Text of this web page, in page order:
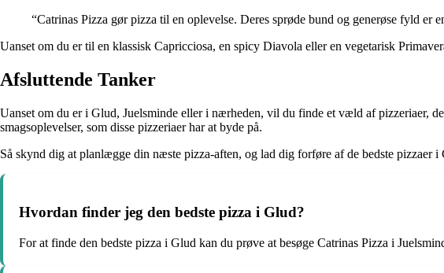
“Catrinas Pizza gør pizza til en oplevelse. Deres sprøde bund og generøse fyld er
Uanset om du er til en klassisk Capricciosa, en spicy Diavola eller en vegetarisk
Afsluttende Tanker
Uanset om du er i Glud, Juelsminde eller i nærheden, vil du finde et væld af pizzeriaer,
smagsoplevelser, som disse pizzeriaer har at byde på.
Så skynd dig at planlægge din næste pizza-aften, og lad dig forføre af de bedste pizzaer i
Hvordan finder jeg den bedste pizza i Glud?
For at finde den bedste pizza i Glud kan du prøve at besøge Catrinas Pizza i